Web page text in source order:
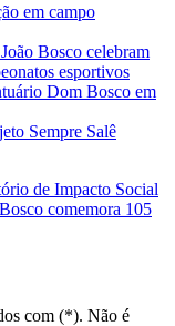
em campo
Bosco celebram
esportivos
Dom Bosco em
Sempre Salê
de Impacto Social
comemora 105
com (*). Não é